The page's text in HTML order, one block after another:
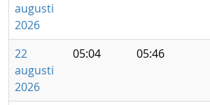
augusti
2026
22
augusti
2026
05:04 05:46